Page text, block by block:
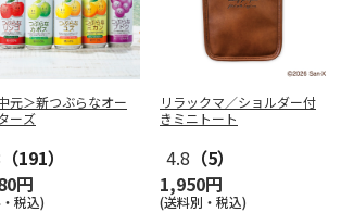
元＞新つぶらなオー
ーズ
（191）
円
税込)
リラックマ／ショルダー付
きミニトート
4.8 （5）
1,950円
(送料別・税込)